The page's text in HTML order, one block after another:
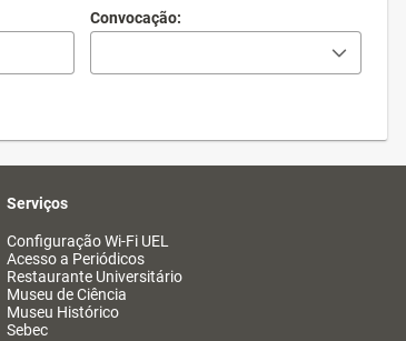
Convocação:
Serviços
Configuração Wi-Fi UEL
Acesso a Periódicos
Restaurante Universitário
Museu de Ciência
Museu Histórico
Sebec